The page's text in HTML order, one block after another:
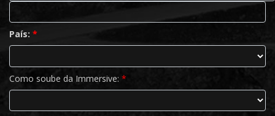
País: *
Como soube da Immersive: *